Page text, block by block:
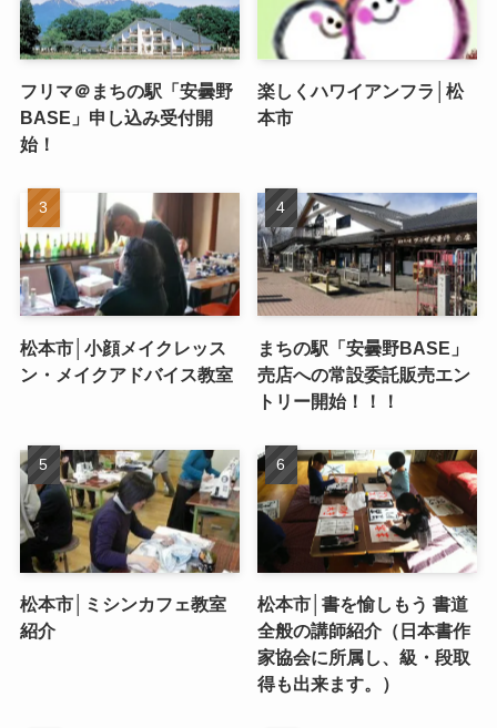
フリマ＠まちの駅「安曇野
BASE」申し込み受付開
始！
楽しくハワイアンフラ│松
本市
松本市│小顔メイクレッス
ン・メイクアドバイス教室
まちの駅「安曇野BASE」
売店への常設委託販売エン
トリー開始！！！
松本市│ミシンカフェ教室
紹介
松本市│書を愉しもう 書道
全般の講師紹介（日本書作
家協会に所属し、級・段取
得も出来ます。）